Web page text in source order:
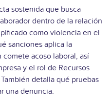
sostenida que busca
dentro de la relación
como violencia en el
sanciones aplica la
acoso laboral, así
y el rol de Recursos
detalla qué pruebas
una denuncia.